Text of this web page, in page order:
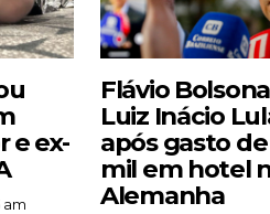
e ex-
am
Flávio
Luiz Inácio
após gasto de
mil em hotel
Alemanha